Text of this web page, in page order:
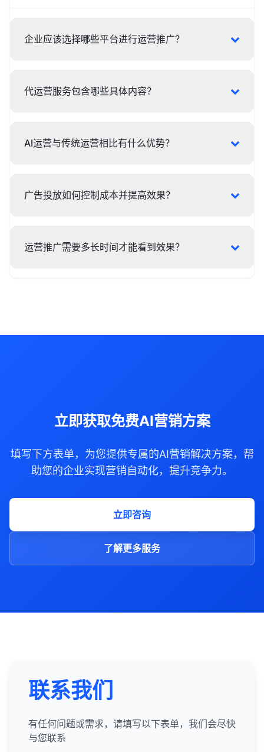
企业应该选择哪些平台进行运营推广？
代运营服务包含哪些具体内容？
AI运营与传统运营相比有什么优势？
广告投放如何控制成本并提高效果？
运营推广需要多长时间才能看到效果？
立即获取免费AI营销方案
填写下方表单，为您提供专属的AI营销解决方案，帮
助您的企业实现营销自动化，提升竞争力。
立即咨询
了解更多服务
联系我们
有任何问题或需求，请填写以下表单，我们会尽快
与您联系